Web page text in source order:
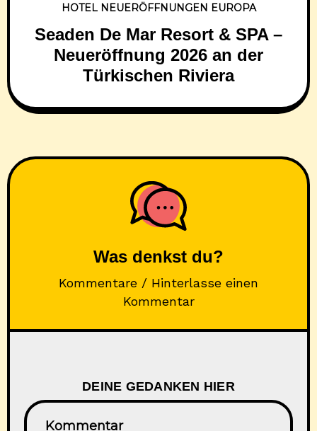
HOTEL NEUERÖFFNUNGEN EUROPA
Seaden De Mar Resort & SPA –
Neueröffnung 2026 an der
Türkischen Riviera
Was denkst du?
Kommentare / Hinterlasse einen
Kommentar
DEINE GEDANKEN HIER